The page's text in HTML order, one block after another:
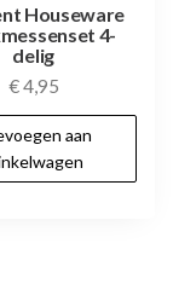
Houseware
4-
delig
€4,95
aan